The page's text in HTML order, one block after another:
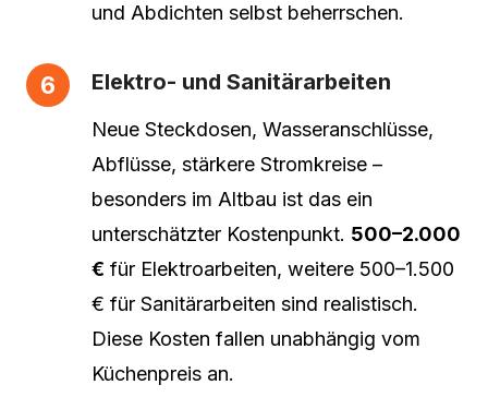
und Abdichten selbst beherrschen.
Elektro- und Sanitärarbeiten
Neue Steckdosen, Wasseranschlüsse,
Abflüsse, stärkere Stromkreise –
besonders im Altbau ist das ein
unterschätzter Kostenpunkt. 500–2.000
€ für Elektroarbeiten, weitere 500–1.500
€ für Sanitärarbeiten sind realistisch.
Diese Kosten fallen unabhängig vom
Küchenpreis an.